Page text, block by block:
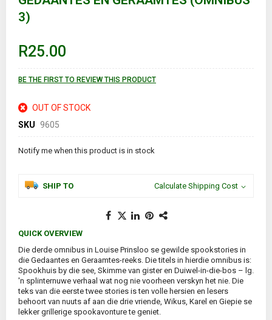
beginning
images
gallery
3)
R25.00
BE THE FIRST TO REVIEW THIS PRODUCT
OUT OF STOCK
SKU 9605
Notify me when this product is in stock
SHIP TO Calculate Shipping Cost
QUICK OVERVIEW
Die derde omnibus in Louise Prinsloo se gewilde spookstories in
die Gedaantes en Geraamtes-reeks. Die titels in hierdie omnibus is:
Spookhuis by die see, Skimme van gister en Duiwel-in-die-bos – lg.
'n splinternuwe verhaal wat nog nie voorheen verskyn het nie. Die
teks van die eerste twee stories is ten volle hersien en lesers
behoort van nuuts af aan die drie vriende, Wikus, Karel en Giepie se
lekker grillerige spookavonture te geniet.